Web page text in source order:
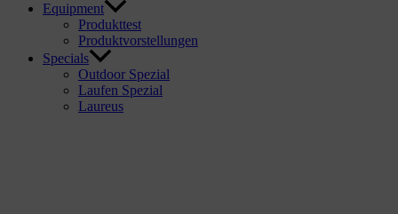
Equipment
Produkttest
Produktvorstellungen
Specials
Outdoor Spezial
Laufen Spezial
Laureus